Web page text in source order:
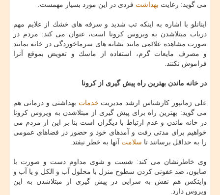
می گوید: رعایت بهداشت فردی در این مورد بسیار مهمست.
اینانلو با اشاره به اینكه تب شدید و سرفه های خشك از علایم مهم
درباب مبتلاشدن به ویروس كرونا است، عنوان می كند: مردم در
صورت مشاهده علائمی مانند نشانه های سرماخوردگی در خانه بمانند
و مصرف مایعات گرم، استفاده از ماسك و تعویض بموقع آنرا
فراموش نكنند.
در خانه ماندن بهترین راه پیش گیری از كرونا
علی زمانپور كارشناس ارشد مدیریت خدمات بهداشتی و درمانی هم
می گوید: بهترین راه برای پیش گیری از مبتلاشدن به ویروس كرونا
در خانه ماندن و عدم ارتباط با دیگران است بنا بر این از مردم می
خواهیم برای مدتی رفت و آمدهای خود و حضور در فضاهای عمومی
را به حداقل برسانند تا سلامت آنها به خطر نیفتد.
وی خاطرنشان می كند: شست و شوی مداوم دست و صورت با
صابون، ضد عفونی كردن سطوح منزل با محلول آب و الكل و یا آب و
وایتكس هم نقش به سزایی در پیش گیری از مبتلاشدن به این
ویروس دارد.